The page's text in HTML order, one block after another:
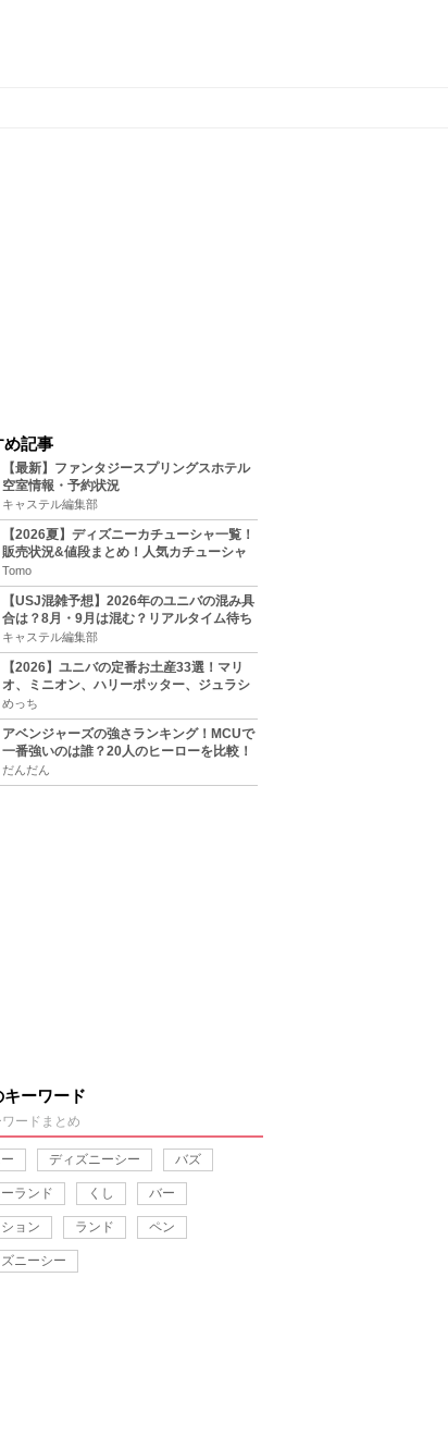
め記事
【最新】ファンタジースプリングスホテル
空室情報・予約状況
キャステル編集部
【2026夏】ディズニーカチューシャ一覧！
販売状況&値段まとめ！人気カチューシャ
をチェック
Tomo
【USJ混雑予想】2026年のユニバの混み具
合は？8月・9月は混む？リアルタイム待ち
時間アプリも
キャステル編集部
【2026】ユニバの定番お土産33選！マリ
オ、ミニオン、ハリーポッター、ジュラシ
ックパーク、セサミ、SINGなどのグッズ情
報
めっち
アベンジャーズの強さランキング！MCUで
一番強いのは誰？20人のヒーローを比較！
だんだん
キーワード
ードまとめ
ディズニーシー バズ
ランド くし バー
ョン ランド ペン
ニーシー